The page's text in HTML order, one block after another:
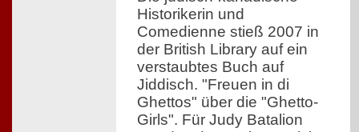
Historikerin und
Comedienne stieß 2007 in
der British Library auf ein
verstaubtes Buch auf
Jiddisch. "Freuen in di
Ghettos" über die "Ghetto-
Girls". Für Judy Batalion